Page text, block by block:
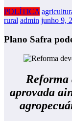
POLÍTICA
rural admin junho 9,
Plano Safra
Reforma
aprovada